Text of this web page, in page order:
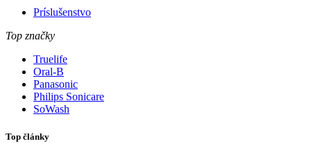
Príslušenstvo
Top značky
Truelife
Oral-B
Panasonic
Philips Sonicare
SoWash
Top články